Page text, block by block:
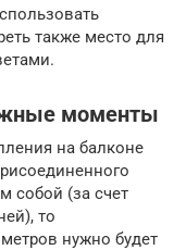
также место для
моменты
на балконе
собой (за счет
то
нужно будет